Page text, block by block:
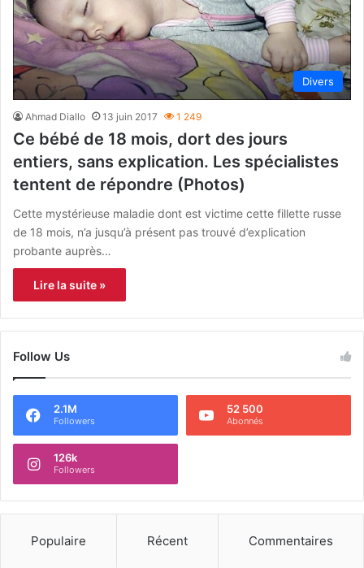
Divers
Ahmad Diallo 13 juin 2017 1 249
Ce bébé de 18 mois, dort des jours
entiers, sans explication. Les spécialistes
tentent de répondre (Photos)
Cette mystérieuse maladie dont est victime cette fillette russe
de 18 mois, n’a jusqu’à présent pas trouvé d’explication
probante auprès…
Lire la suite »
Follow Us
2.1M
Followers
52 500
Abonnés
126k
Followers
Populaire Récent Commentaires